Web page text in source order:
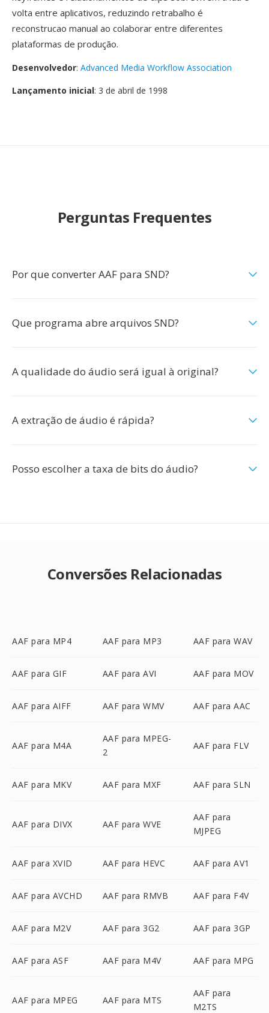
volta entre aplicativos, reduzindo retrabalho é
reconstrucao manual ao colaborar entre diferentes
plataformas de produção.
Desenvolvedor: Advanced Media Workflow Association
Lançamento inicial: 3 de abril de 1998
Perguntas Frequentes
Por que converter AAF para SND?
Que programa abre arquivos SND?
A qualidade do áudio será igual à original?
A extração de áudio é rápida?
Posso escolher a taxa de bits do áudio?
Conversões Relacionadas
AAF para MP4 AAF para MP3 AAF para WAV
AAF para GIF AAF para AVI AAF para MOV
AAF para AIFF AAF para WMV AAF para AAC
AAF para M4A
AAF para MPEG-
2
AAF para FLV
AAF para MKV AAF para MXF AAF para SLN
AAF para DIVX AAF para WVE
AAF para
MJPEG
AAF para XVID AAF para HEVC AAF para AV1
AAF para AVCHD AAF para RMVB AAF para F4V
AAF para M2V AAF para 3G2 AAF para 3GP
AAF para ASF AAF para M4V AAF para MPG
AAF para MPEG AAF para MTS
AAF para
M2TS